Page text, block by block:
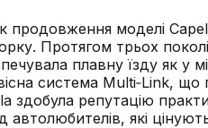
продовження моделі
Протягом трьох
плавну їзду як у
система Multi‑Link,
репутацію
які